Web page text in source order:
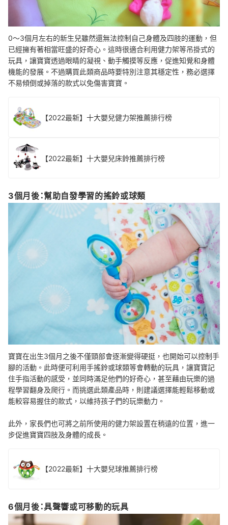
0～3個月左右的新生兒雖然還無法控制自己身體及四肢的運動，但
已經擁有著相當旺盛的好奇心。這時很適合利用健力架等吊掛式的
玩具，讓寶寶透過眼睛的凝視、動手觸摸等反應，促進知覺和身體
機能的發展。不過購買此類商品時要特別注意其穩定性，務必選擇
不易傾倒或掉落的款式以免傷害寶寶。
【2022最新】十大嬰兒健力架推薦排行榜
【2022最新】十大嬰兒床鈴推薦排行榜
3個月後：幫助自發學習的搖鈴或球類
寶寶在出生3個月之後不僅頸部會逐漸變得硬挺，也開始可以控制手
腳的活動。此時便可利用手搖鈴或球類等會轉動的玩具，讓寶寶記
住手指活動的感受，並同時滿足他們的好奇心，甚至藉由玩樂的過
程學習翻身及爬行。而挑選此類產品時，則建議選擇能輕鬆移動或
能較容易握住的款式，以維持孩子們的玩樂動力。
此外，家長們也可將之前所使用的健力架設置在稍遠的位置，進一
步促進寶寶四肢及身體的成長。
【2022最新】十大嬰兒球推薦排行榜
6個月後：具聲響或可移動的玩具